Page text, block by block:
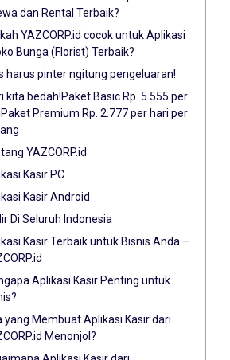
dan Rental Terbaik?
YAZCORP.id cocok untuk Aplikasi
Bunga (Florist) Terbaik?
harus pinter ngitung pengeluaran!
kita bedah!Paket Basic Rp. 5.555 per
Premium Rp. 2.777 per hari per
YAZCORP.id
Kasir PC
Kasir Android
Di Seluruh Indonesia
Kasir Terbaik untuk Bisnis Anda –
Aplikasi Kasir Penting untuk
yang Membuat Aplikasi Kasir dari
Menonjol?